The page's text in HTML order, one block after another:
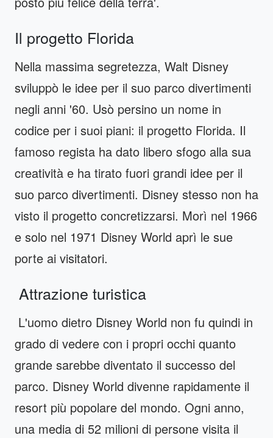
Il progetto Florida
Nella massima segretezza, Walt Disney
sviluppò le idee per il suo parco divertimenti
negli anni '60. Usò persino un nome in
codice per i suoi piani: il progetto Florida. Il
famoso regista ha dato libero sfogo alla sua
creatività e ha tirato fuori grandi idee per il
suo parco divertimenti. Disney stesso non ha
visto il progetto concretizzarsi. Morì nel 1966
e solo nel 1971 Disney World aprì le sue
porte ai visitatori.
Attrazione turistica
L'uomo dietro Disney World non fu quindi in
grado di vedere con i propri occhi quanto
grande sarebbe diventato il successo del
parco. Disney World divenne rapidamente il
resort più popolare del mondo. Ogni anno,
una media di 52 milioni di persone visita il